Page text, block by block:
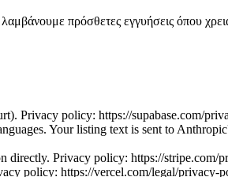
πρόσθετες εγγυήσεις όπου
Privacy policy: https://supabase.com/
Your listing text is sent to
directly. Privacy policy: https://stripe.com/
policy: https://vercel.com/legal/privacy-